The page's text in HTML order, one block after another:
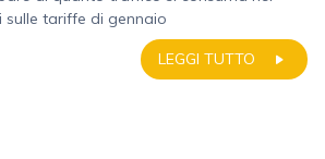
sulle tariffe di gennaio
LEGGI TUTTO